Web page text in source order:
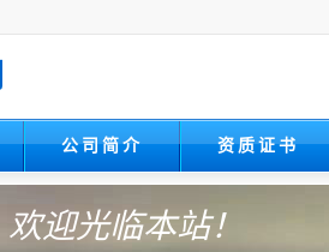
公司简介 资质证书
欢迎光临本站！